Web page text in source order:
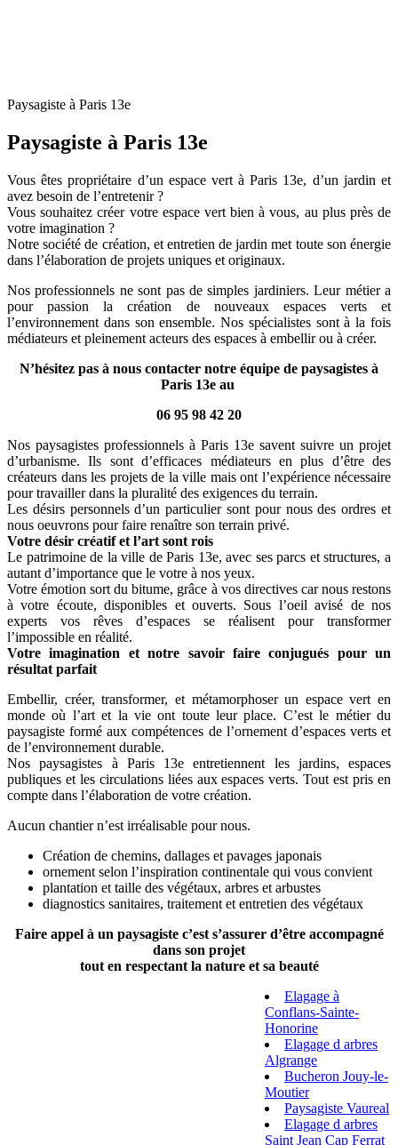
Paysagiste à Paris 13e
Paysagiste à Paris 13e
Vous êtes propriétaire d’un espace vert à Paris 13e, d’un jardin et
avez besoin de l’entretenir ?
Vous souhaitez créer votre espace vert bien à vous, au plus près de
votre imagination ?
Notre société de création, et entretien de jardin met toute son énergie
dans l’élaboration de projets uniques et originaux.
Nos professionnels ne sont pas de simples jardiniers. Leur métier a
pour passion la création de nouveaux espaces verts et
l’environnement dans son ensemble. Nos spécialistes sont à la fois
médiateurs et pleinement acteurs des espaces à embellir ou à créer.
N’hésitez pas à nous contacter notre équipe de paysagistes à
Paris 13e au
06 95 98 42 20
Nos paysagistes professionnels à Paris 13e savent suivre un projet
d’urbanisme. Ils sont d’efficaces médiateurs en plus d’être des
créateurs dans les projets de la ville mais ont l’expérience nécessaire
pour travailler dans la pluralité des exigences du terrain.
Les désirs personnels d’un particulier sont pour nous des ordres et
nous oeuvrons pour faire renaître son terrain privé.
Votre désir créatif et l’art sont rois
Le patrimoine de la ville de Paris 13e, avec ses parcs et structures, a
autant d’importance que le votre à nos yeux.
Votre émotion sort du bitume, grâce à vos directives car nous restons
à votre écoute, disponibles et ouverts. Sous l’oeil avisé de nos
experts vos rêves d’espaces se réalisent pour transformer
l’impossible en réalité.
Votre imagination et notre savoir faire conjugués pour un
résultat parfait
Embellir, créer, transformer, et métamorphoser un espace vert en
monde où l’art et la vie ont toute leur place. C’est le métier du
paysagiste formé aux compétences de l’ornement d’espaces verts et
de l’environnement durable.
Nos paysagistes à Paris 13e entretiennent les jardins, espaces
publiques et les circulations liées aux espaces verts. Tout est pris en
compte dans l’élaboration de votre création.
Aucun chantier n’est irréalisable pour nous.
Création de chemins, dallages et pavages japonais
ornement selon l’inspiration continentale qui vous convient
plantation et taille des végétaux, arbres et arbustes
diagnostics sanitaires, traitement et entretien des végétaux
Faire appel à un paysagiste c’est s’assurer d’être accompagné
dans son projet
tout en respectant la nature et sa beauté
Elagage à
Conflans-Sainte-
Honorine
Elagage d arbres
Algrange
Bucheron Jouy-le-
Moutier
Paysagiste Vaureal
Elagage d arbres
Saint Jean Cap Ferrat